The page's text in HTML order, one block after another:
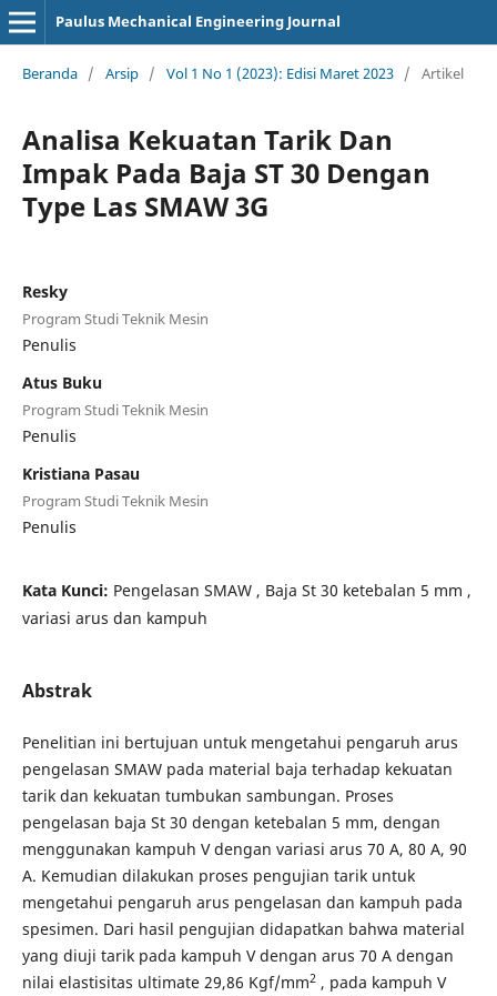
Paulus Mechanical Engineering Journal
Beranda / Arsip / Vol 1 No 1 (2023): Edisi Maret 2023 / Artikel
Analisa Kekuatan Tarik Dan
Impak Pada Baja ST 30 Dengan
Type Las SMAW 3G
Resky
Program Studi Teknik Mesin
Penulis
Atus Buku
Program Studi Teknik Mesin
Penulis
Kristiana Pasau
Program Studi Teknik Mesin
Penulis
Kata Kunci: Pengelasan SMAW , Baja St 30 ketebalan 5 mm ,
variasi arus dan kampuh
Abstrak
Penelitian ini bertujuan untuk mengetahui pengaruh arus
pengelasan SMAW pada material baja terhadap kekuatan
tarik dan kekuatan tumbukan sambungan. Proses
pengelasan baja St 30 dengan ketebalan 5 mm, dengan
menggunakan kampuh V dengan variasi arus 70 A, 80 A, 90
A. Kemudian dilakukan proses pengujian tarik untuk
mengetahui pengaruh arus pengelasan dan kampuh pada
spesimen. Dari hasil pengujian didapatkan bahwa material
yang diuji tarik pada kampuh V dengan arus 70 A dengan
nilai elastisitas ultimate 29,86 Kgf/mm2, pada kampuh V